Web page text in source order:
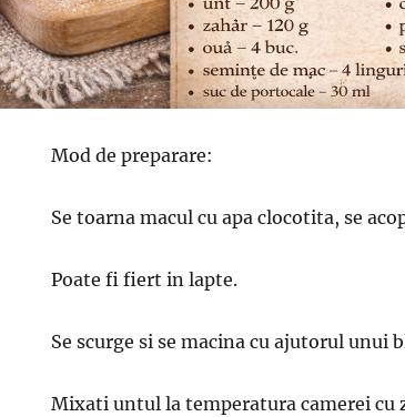
Mod de preparare:
Se toarna macul cu apa clocotita, se
Poate fi fiert in lapte.
Se scurge si se macina cu ajutorul unui
Mixati untul la temperatura camerei cu